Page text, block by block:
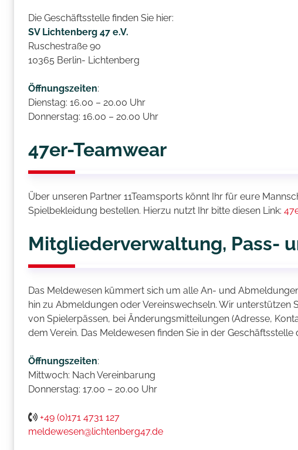
Die Geschäftsstelle finden Sie hier:
SV Lichtenberg 47 e.V.
Ruschestraße 90
10365 Berlin- Lichtenberg
Öffnungszeiten:
Dienstag: 16.00 – 20.00 Uhr
Donnerstag: 16.00 – 20.00 Uhr
47er-Teamwear
Über unseren Partner 11Teamsports könnt Ihr für eure
Spielbekleidung bestellen. Hierzu nutzt Ihr bitte diesen Link:
Mitgliederverwaltung, Pass-
Das Meldewesen kümmert sich um alle An- und
hin zu Abmeldungen oder Vereinswechseln. Wir unterstützen
von Spielerpässen, bei Änderungsmitteilungen (Adresse,
dem Verein. Das Meldewesen finden Sie in der Geschäftsstelle
Öffnungszeiten:
Mittwoch: Nach Vereinbarung
Donnerstag: 17.00 – 20.00 Uhr
+49 (0)171 4731 127
meldewesen@lichtenberg47.de